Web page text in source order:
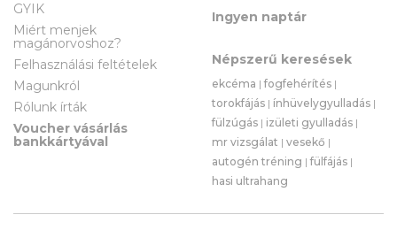
GYIK
Miért menjek
magánorvoshoz?
Felhasználási feltételek
Magunkról
Rólunk írták
Voucher vásárlás
bankkártyával
Ingyen naptár
Népszerű keresések
ekcéma |fogfehérítés |
torokfájás | ínhüvelygyulladás |
fülzúgás | izületi gyulladás |
mr vizsgálat | vesekő |
autogén tréning |fülfájás |
hasi ultrahang